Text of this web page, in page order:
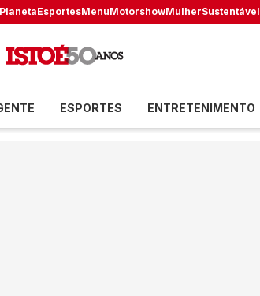
PlanetaEsportesMenuMotorshowMulherSustentável
ESPORTES ENTRETENIMENTO